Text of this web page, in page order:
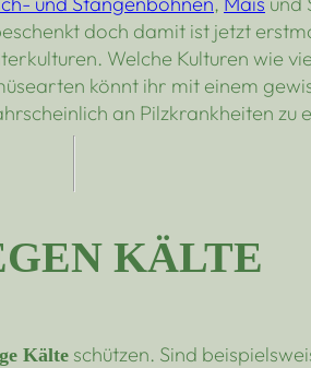
doch damit ist jetzt
Welche Kulturen wie
könnt ihr mit einem
an Pilzkrankheiten zu
KÄLTE
Kälte schützen. Sind